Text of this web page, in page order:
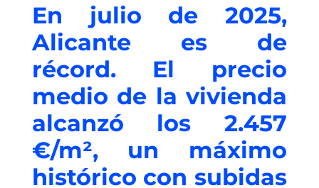
En julio de 2025,
Alicante es de
récord. El precio
medio de la vivienda
alcanzó los 2.457
€/m², un máximo
histórico con subidas